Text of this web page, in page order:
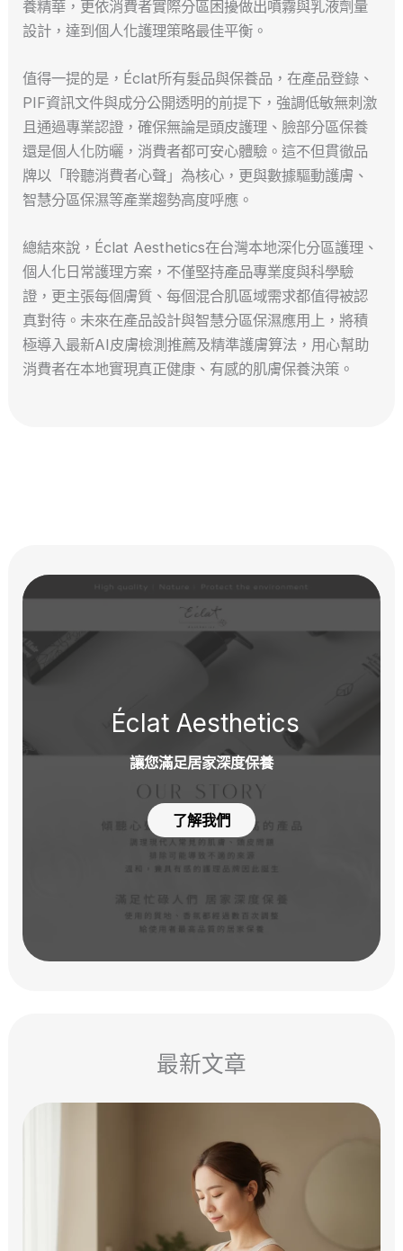
養精華，更依消費者實際分區困擾做出噴霧與乳液劑量
設計，達到個人化護理策略最佳平衡。
值得一提的是，Éclat所有髮品與保養品，在產品登錄、
PIF資訊文件與成分公開透明的前提下，強調低敏無刺激
且通過專業認證，確保無論是頭皮護理、臉部分區保養
還是個人化防曬，消費者都可安心體驗。這不但貫徹品
牌以「聆聽消費者心聲」為核心，更與數據驅動護膚、
智慧分區保濕等產業趨勢高度呼應。
總結來說，Éclat Aesthetics在台灣本地深化分區護理、
個人化日常護理方案，不僅堅持產品專業度與科學驗
證，更主張每個膚質、每個混合肌區域需求都值得被認
真對待。未來在產品設計與智慧分區保濕應用上，將積
極導入最新AI皮膚檢測推薦及精準護膚算法，用心幫助
消費者在本地實現真正健康、有感的肌膚保養決策。
Éclat Aesthetics
讓您滿足居家深度保養
了解我們
最新文章